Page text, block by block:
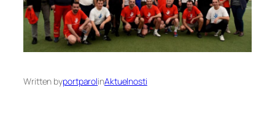
Written byportparolinAktuelnosti